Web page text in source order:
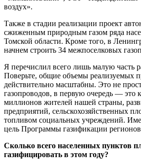
воздух».
Также в стадии реализации проект
сжиженным природным газом ряда
Томской области. Кроме того, в
начнем строить 34 межпоселковых
Я перечислил всего лишь малую часть
Поверьте, общие объемы реализуемых
действительно масштабны. Это не
газопроводов, в первую очередь — это
миллионов жителей нашей страны,
предприятий, сельскохозяйственных
топливом социальных учреждений.
цель Программы газификации
Сколько всего населенных пунктов
газифицировать в этом году?